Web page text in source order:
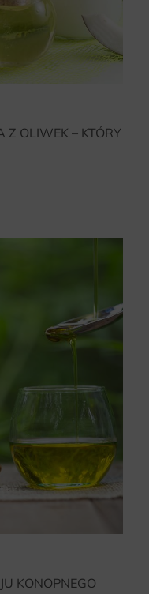
Z OLIWEK – KTÓRY
KONOPNEGO